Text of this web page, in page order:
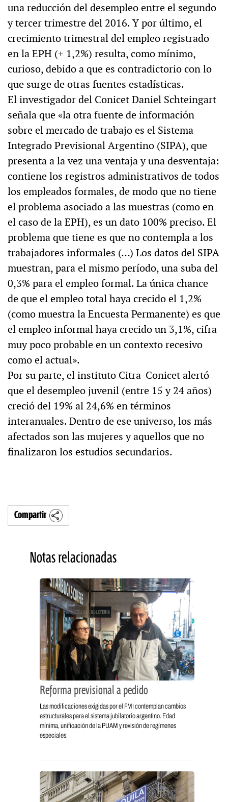
una reducción del desempleo entre el segundo
y tercer trimestre del 2016. Y por último, el
crecimiento trimestral del empleo registrado
en la EPH (+ 1,2%) resulta, como mínimo,
curioso, debido a que es contradictorio con lo
que surge de otras fuentes estadísticas.
El investigador del Conicet Daniel Schteingart
señala que «la otra fuente de información
sobre el mercado de trabajo es el Sistema
Integrado Previsional Argentino (SIPA), que
presenta a la vez una ventaja y una desventaja:
contiene los registros administrativos de todos
los empleados formales, de modo que no tiene
el problema asociado a las muestras (como en
el caso de la EPH), es un dato 100% preciso. El
problema que tiene es que no contempla a los
trabajadores informales (…) Los datos del SIPA
muestran, para el mismo período, una suba del
0,3% para el empleo formal. La única chance
de que el empleo total haya crecido el 1,2%
(como muestra la Encuesta Permanente) es que
el empleo informal haya crecido un 3,1%, cifra
muy poco probable en un contexto recesivo
como el actual».
Por su parte, el instituto Citra-Conicet alertó
que el desempleo juvenil (entre 15 y 24 años)
creció del 19% al 24,6% en términos
interanuales. Dentro de ese universo, los más
afectados son las mujeres y aquellos que no
finalizaron los estudios secundarios.
Compartir
Notas relacionadas
Reforma previsional a pedido
Las modificaciones exigidas por el FMI contemplan cambios
estructurales para el sistema jubilatorio argentino. Edad
mínima, unificación de la PUAM y revisión de regímenes
especiales.